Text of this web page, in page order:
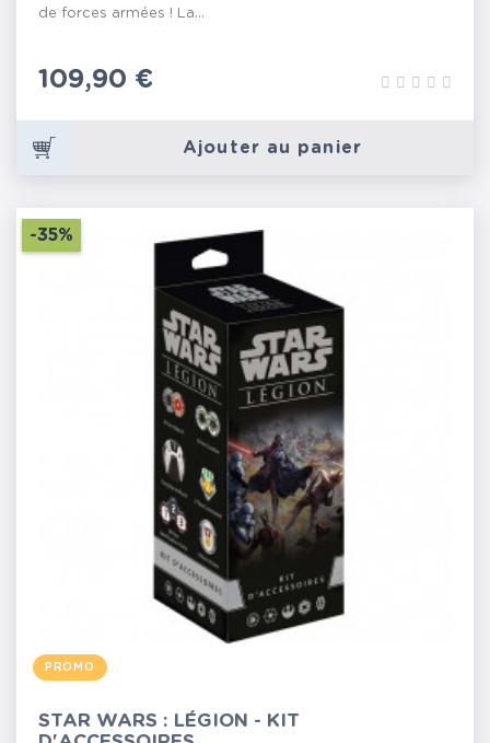
de forces armées ! La...
Prix
109,90 €
Ajouter au panier
-35%
PROMO
STAR WARS : LÉGION - KIT